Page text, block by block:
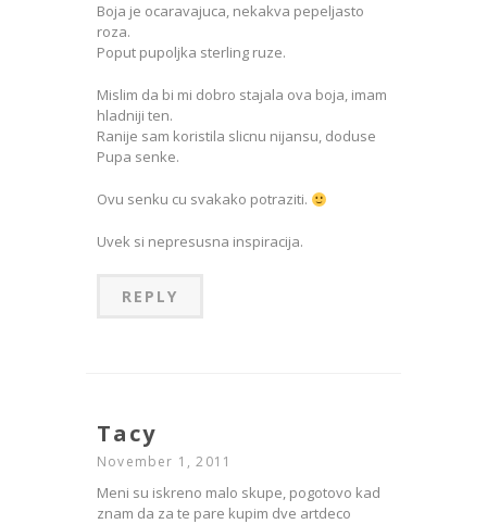
Boja je ocaravajuca, nekakva pepeljasto
roza.
Poput pupoljka sterling ruze.
Mislim da bi mi dobro stajala ova boja, imam
hladniji ten.
Ranije sam koristila slicnu nijansu, doduse
Pupa senke.
Ovu senku cu svakako potraziti.
Uvek si nepresusna inspiracija.
REPLY
Tacy
November 1, 2011
Meni su iskreno malo skupe, pogotovo kad
znam da za te pare kupim dve artdeco